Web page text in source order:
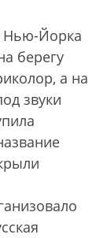
Нью-Йорка
берегу
а на
звуки